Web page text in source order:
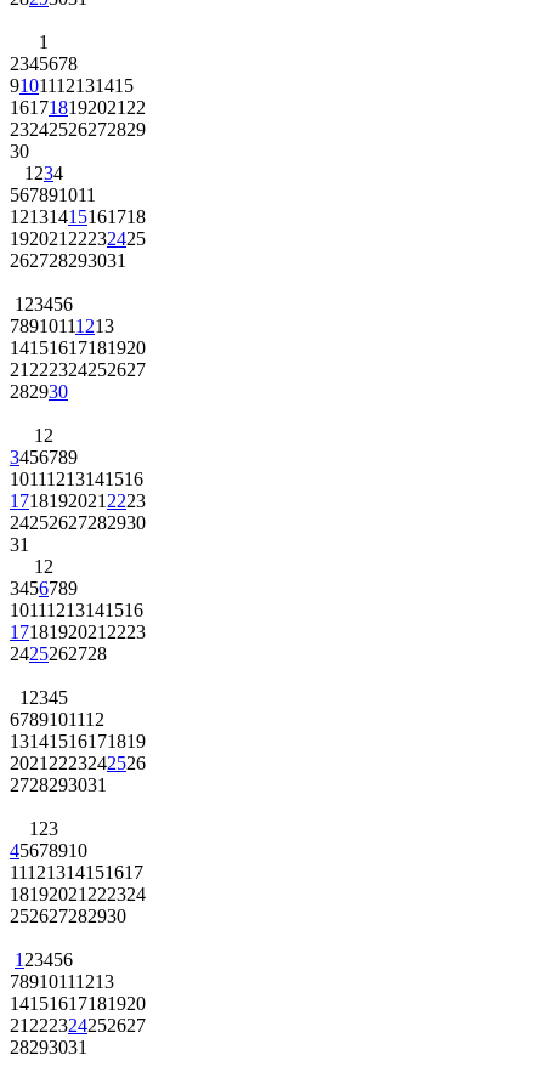
1
2345678
9101112131415
161718192021 22
23242526272829
30
1 234
567891011
12131415161718
192021 22232425
262728293031
1 23456
78910111213
14151617181920
21 222324252627
282930
1 2
3456789
10111213141516
1718192021 2223
24252627282930
31
1 2
3456789
10111213141516
1718192021 2223
2425262728
1 2345
6789101112
13141516171819
2021 2223242526
2728293031
1 23
45678910
11121314151617
18192021 222324
252627282930
1 23456
78910111213
14151617181920
21 222324252627
28293031